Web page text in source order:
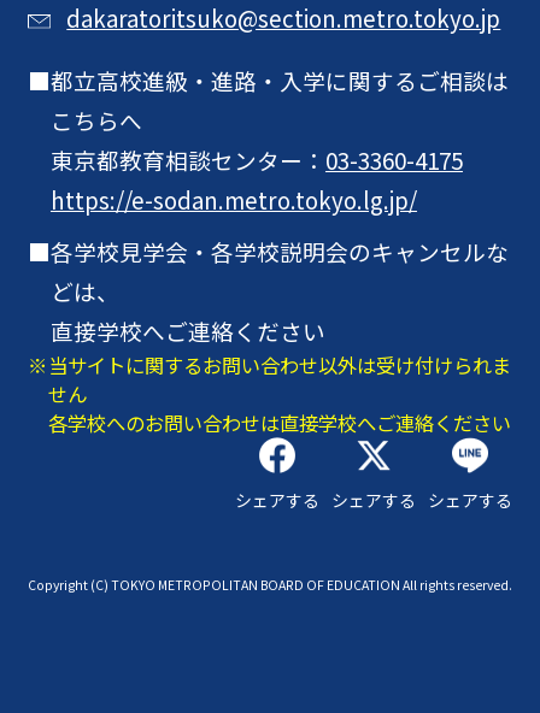
dakaratoritsuko@section.metro.tokyo.jp
都立高校進級・進路・入学に関するご相談は
こちらへ
東京都教育相談センター： 03-3360-4175
https://e-sodan.metro.tokyo.lg.jp/
各学校見学会・各学校説明会のキャンセルな
どは、
直接学校へご連絡ください
当サイトに関するお問い合わせ以外は受け付けられま
せん
各学校へのお問い合わせは直接学校へご連絡ください
シェアする シェアする シェアする
Copyright (C) TOKYO METROPOLITAN BOARD OF EDUCATION All rights reserved.